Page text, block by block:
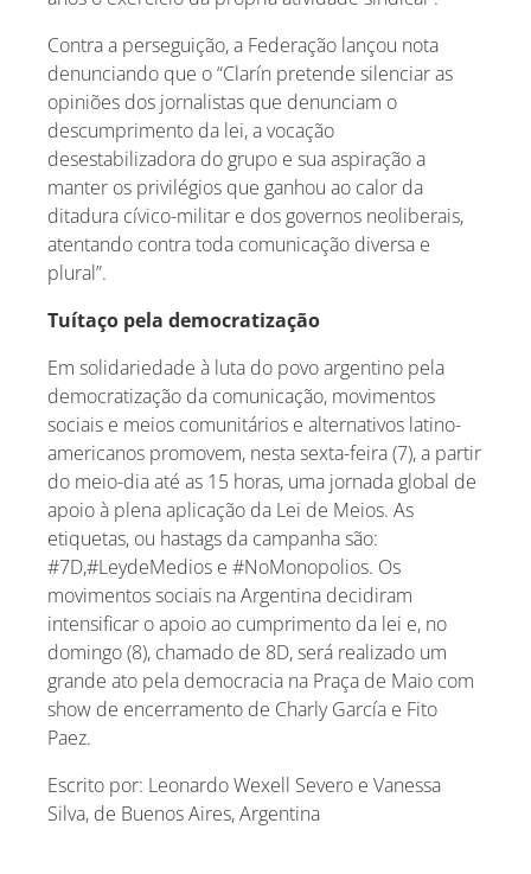
Contra a perseguição, a Federação lançou nota
denunciando que o “Clarín pretende silenciar as
opiniões dos jornalistas que denunciam o
descumprimento da lei, a vocação
desestabilizadora do grupo e sua aspiração a
manter os privilégios que ganhou ao calor da
ditadura cívico-militar e dos governos neoliberais,
atentando contra toda comunicação diversa e
plural”.
Tuítaço pela democratização
Em solidariedade à luta do povo argentino pela
democratização da comunicação, movimentos
sociais e meios comunitários e alternativos latino-
americanos promovem, nesta sexta-feira (7), a partir
do meio-dia até as 15 horas, uma jornada global de
apoio à plena aplicação da Lei de Meios. As
etiquetas, ou hastags da campanha são:
#7D,#LeydeMedios e #NoMonopolios. Os
movimentos sociais na Argentina decidiram
intensificar o apoio ao cumprimento da lei e, no
domingo (8), chamado de 8D, será realizado um
grande ato pela democracia na Praça de Maio com
show de encerramento de Charly García e Fito
Paez.
Escrito por: Leonardo Wexell Severo e Vanessa
Silva, de Buenos Aires, Argentina